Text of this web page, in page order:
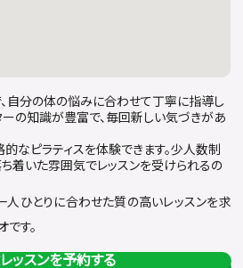
自分の体の悩みに合わせて丁寧に指導し
ーの知識が豊富で、毎回新しい気づきがあ
なピラティスを体験できます。少人数制
着いた雰囲気でレッスンを受けられるの
人ひとりに合わせた質の高いレッスンを求
す。
ッスンを予約する